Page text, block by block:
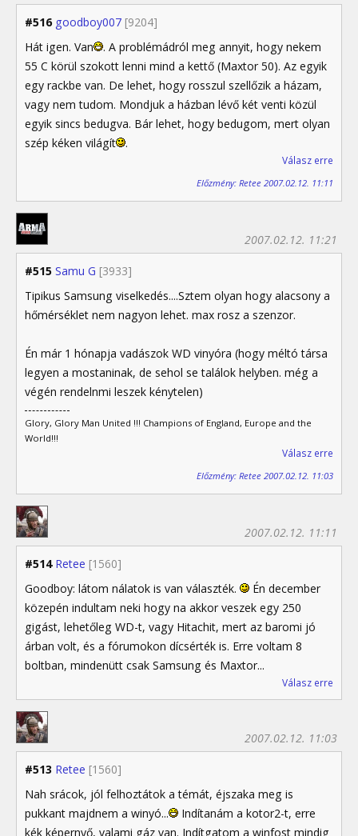
#516 goodboy007 [9204]
Hát igen. Van
. A problémádról meg annyit, hogy nekem
55 C körül szokott lenni mind a kettő (Maxtor 50). Az egyik
egy rackbe van. De lehet, hogy rosszul szellőzik a házam,
vagy nem tudom. Mondjuk a házban lévő két venti közül
egyik sincs bedugva. Bár lehet, hogy bedugom, mert olyan
szép kéken világít
.
Válasz erre
Előzmény: Retee 2007.02.12. 11:11
#515 Samu G [3933]
2007.02.12. 11:21
Tipikus Samsung viselkedés....Sztem olyan hogy alacsony a
hőmérséklet nem nagyon lehet. max rosz a szenzor.
Én már 1 hónapja vadászok WD vinyóra (hogy méltó társa
legyen a mostaninak, de sehol se találok helyben. még a
végén rendelnmi leszek kénytelen)
Glory, Glory Man United !!! Champions of England, Europe and the
World!!!
Válasz erre
Előzmény: Retee 2007.02.12. 11:03
#514 Retee [1560]
2007.02.12. 11:11
Goodboy: látom nálatok is van választék.
Én december
közepén indultam neki hogy na akkor veszek egy 250
gigást, lehetőleg WD-t, vagy Hitachit, mert az baromi jó
árban volt, és a fórumokon dícsérték is. Erre voltam 8
boltban, mindenütt csak Samsung és Maxtor...
Válasz erre
#513 Retee [1560]
2007.02.12. 11:03
Nah srácok, jól felhoztátok a témát, éjszaka meg is
pukkant majdnem a winyó...
Indítanám a kotor2-t, erre
kék képernyő, valami gáz van. Indítgatom a winfost mindig